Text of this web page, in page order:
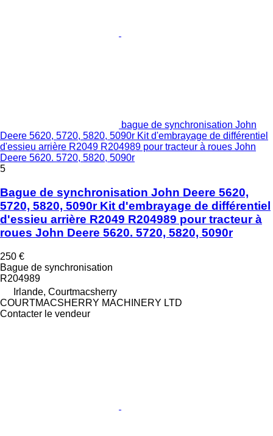
bague de synchronisation John
Deere 5620, 5720, 5820, 5090r Kit d'embrayage de différentiel
d'essieu arrière R2049 R204989 pour tracteur à roues John
Deere 5620. 5720, 5820, 5090r
5
Bague de synchronisation John Deere 5620,
5720, 5820, 5090r Kit d'embrayage de différentiel
d'essieu arrière R2049 R204989 pour tracteur à
roues John Deere 5620. 5720, 5820, 5090r
250 €
Bague de synchronisation
R204989
Irlande, Courtmacsherry
COURTMACSHERRY MACHINERY LTD
Contacter le vendeur